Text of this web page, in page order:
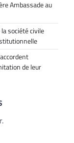
Ambassade au
société civile
de leur